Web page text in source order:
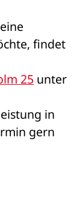
findet
25 unter
in
gern